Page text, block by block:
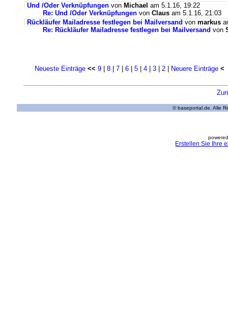
Und /Oder Verknüpfungen von Michael am 5.1.16, 19:22
Re: Und /Oder Verknüpfungen von Claus am 5.1.16, 21:03
Rückläufer Mailadresse festlegen bei Mailversand von markus
Re: Rückläufer Mailadresse festlegen bei Mailversand von
Neueste Einträge << 9 |8 |7 |6 |5 |4 |3 |2 Neuere Einträge <
© baseportal.de. Alle
Erstellen Sie Ihre